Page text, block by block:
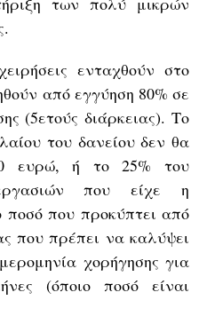
ενταχθούν στο
από εγγύηση 80% σε
(5ετούς διάρκειας). Το
του δανείου δεν θα
ευρώ, ή το 25% του
που είχε η
ποσό που προκύπτει από
που πρέπει να καλύψει
χορήγησης για
(όποιο ποσό είναι